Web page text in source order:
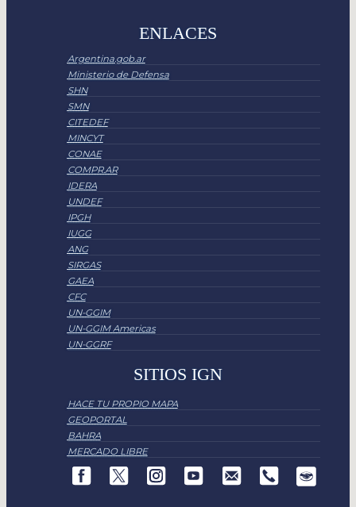
ENLACES
Argentina.gob.ar
Ministerio de Defensa
SHN
SMN
CITEDEF
MINCYT
CONAE
COMPR.AR
IDERA
UNDEF
IPGH
IUGG
ANG
SIRGAS
GAEA
CFC
UN-GGIM
UN-GGIM Americas
UN-GGRF
SITIOS IGN
HACE TU PROPIO MAPA
GEOPORTAL
BAHRA
MERCADO LIBRE